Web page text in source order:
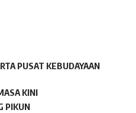
PUSAT KEBUDAYAAN
KINI
PIKUN